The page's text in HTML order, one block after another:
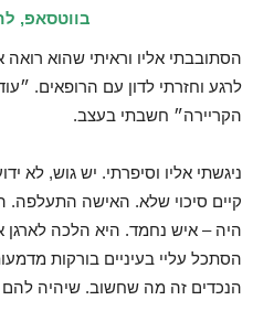
בווטסאפ,
הסתובבתי אליו וראיתי שהוא רואה
לרגע וחזרתי לדון עם הרופאים.
הקריירה״ חשבתי בעצב.
ניגשתי אליו וסיפרתי. יש גוש, לא
קיים סיכוי שלא. האישה
היה – איש נחמד. היא הלכה לארגן
הסתכל עליי בעיניים בורקות
הנכדים זה מה שחשוב. שיהיה